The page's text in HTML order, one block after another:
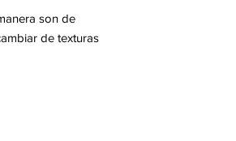
son de
de texturas